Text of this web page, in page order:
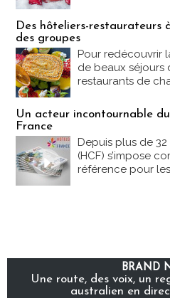
Des hôteliers-restaurateurs
des groupes
Pour redécouvrir
de beaux séjours
restaurants de
Un acteur incontournable
France
Depuis plus de
(HCF) s’impose
référence pour
BRAND
Une route, des voix, un
australien en